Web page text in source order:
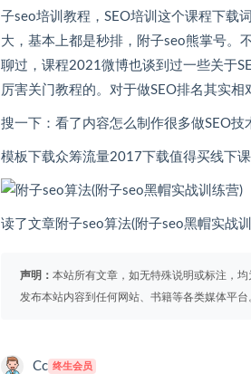
子seo培训教程，SEO培训这个课程下载词收
大，基本上都是秒排，附子seo熊掌号
聊过，课程2021微博也谈到过一些关于SEO
厉害关门教程的。对于做SEO排名其实相
搜一下：看了内容怎么制作很多做SEO技
模板下载众筹流量2017下载值得买线下
读了文章附子seo算法(附子seo黑帽实战训练营)
声明： 本站所有文章，如无特殊说明或标注，
发布本站内容到任何网站、书籍等各类媒体平
Cc 终生会员